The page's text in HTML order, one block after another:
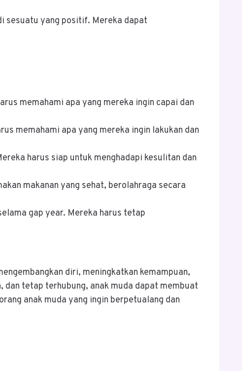
sesuatu yang positif. Mereka dapat
memahami apa yang mereka ingin capai dan
memahami apa yang mereka ingin lakukan dan
harus siap untuk menghadapi kesulitan dan
makanan yang sehat, berolahraga secara
gap year. Mereka harus tetap
diri, meningkatkan kemampuan,
tetap terhubung, anak muda dapat membuat
anak muda yang ingin berpetualang dan